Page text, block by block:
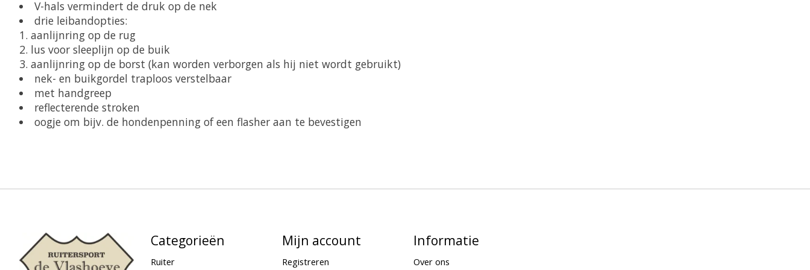
V-hals vermindert de druk op de nek
drie leibandopties:
1. aanlijnring op de rug
2. lus voor sleeplijn op de buik
3. aanlijnring op de borst (kan worden verborgen als hij niet wordt gebruikt)
nek- en buikgordel traploos verstelbaar
met handgreep
reflecterende stroken
oogje om bijv. de hondenpenning of een flasher aan te bevestigen
Categorieën
Ruiter
Mijn account
Registreren
Informatie
Over ons